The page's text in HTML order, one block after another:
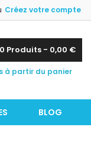
Créez votre compte
0 Produits - 0,00 €
à partir du panier
BLOG